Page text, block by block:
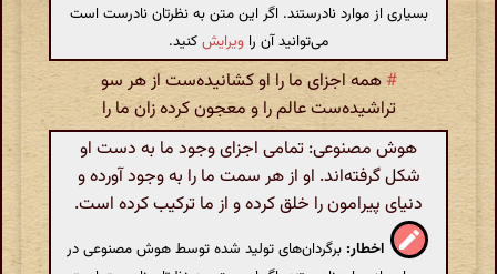
بسیاری از موارد نادرستند. اگر این متن به نظرتان نادرست است
می‌توانید آن را ویرایشکنید.
#همه اجزای ما را او کشانیده‌ست از هر سو
تراشیده‌ست عالم را و معجون کرده زان ما را
هوش مصنوعی: تمامی اجزای وجود ما به دست او
شکل گرفته‌اند. او از هر سمت ما را به وجود آورده و
دنیای پیرامون را خلق کرده و از ما ترکیب کرده است.
اخطار: برگردان‌های تولید شده توسط هوش مصنوعی در